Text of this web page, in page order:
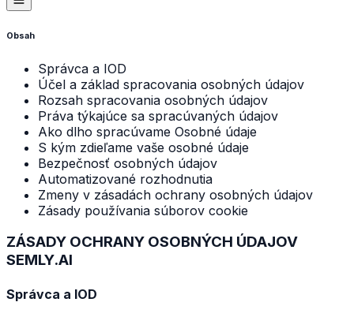
Obsah
Správca a IOD
Účel a základ spracovania osobných údajov
Rozsah spracovania osobných údajov
Práva týkajúce sa spracúvaných údajov
Ako dlho spracúvame Osobné údaje
S kým zdieľame vaše osobné údaje
Bezpečnosť osobných údajov
Automatizované rozhodnutia
Zmeny v zásadách ochrany osobných údajov
Zásady používania súborov cookie
ZÁSADY OCHRANY OSOBNÝCH ÚDAJOV
SEMLY.AI
Správca a IOD